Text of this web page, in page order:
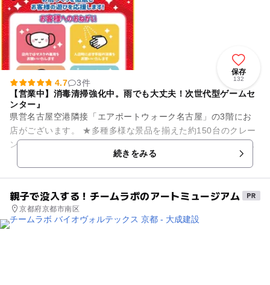
保存
132
4.7
3件
【営業中】消毒清掃強化中。雨でも大丈夫！次世代型ゲームセ
ンター』
県営名古屋空港隣接「エアポートウォーク名古屋」の3階にお
店がございます。 ★多種多様な景品を揃えた約150台のクレー
ンゲーム、みんなでワイワイ楽しめるアーケードゲームや音楽
続きをみる
親子で没入する！チームラボのアートミュージアム
京都府京都市南区